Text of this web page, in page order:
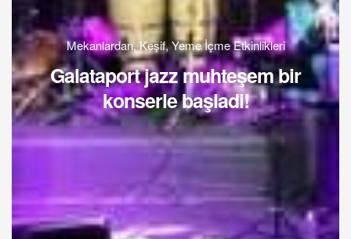
Mekanlardan,Keşif,Yeme İçme Etkinlikleri
Galataport jazz muhteşem bir
konserle başladi!